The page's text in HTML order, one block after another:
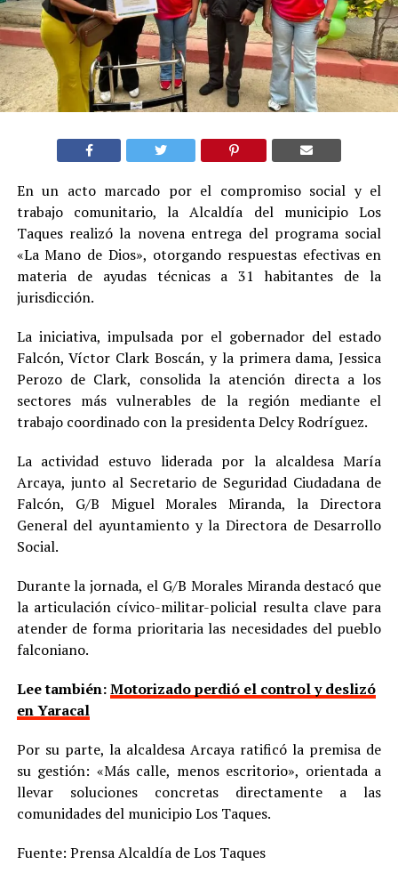
En un acto marcado por el compromiso social y el
trabajo comunitario, la Alcaldía del municipio Los
Taques realizó la novena entrega del programa social
«La Mano de Dios», otorgando respuestas efectivas en
materia de ayudas técnicas a 31 habitantes de la
jurisdicción.
La iniciativa, impulsada por el gobernador del estado
Falcón, Víctor Clark Boscán, y la primera dama, Jessica
Perozo de Clark, consolida la atención directa a los
sectores más vulnerables de la región mediante el
trabajo coordinado con la presidenta Delcy Rodríguez.
La actividad estuvo liderada por la alcaldesa María
Arcaya, junto al Secretario de Seguridad Ciudadana de
Falcón, G/B Miguel Morales Miranda, la Directora
General del ayuntamiento y la Directora de Desarrollo
Social.
Durante la jornada, el G/B Morales Miranda destacó que
la articulación cívico-militar-policial resulta clave para
atender de forma prioritaria las necesidades del pueblo
falconiano.
Lee también:Motorizado perdió el control y deslizó
en Yaracal
Por su parte, la alcaldesa Arcaya ratificó la premisa de
su gestión: «Más calle, menos escritorio», orientada a
llevar soluciones concretas directamente a las
comunidades del municipio Los Taques.
Fuente: Prensa Alcaldía de Los Taques